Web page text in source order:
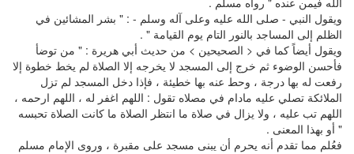
ويقول النبي - صلى الله عليه وعلى آله وسلم - : " بشر المشائين في
الظلم إلى المساجد بالنور التام يوم القيامة " .
ويقول أيضاً كما في < الصحيحين > من حديث أبي هريرة : " من توضأ
فأحسن الوضوء ثم خرج إلى المسجد لا يخرجه إلا الصلاة لم يخط خطوة إلا
رفعت له بها درجة ، وحط عنه بها خطيئة ، فإذا دخل المسجد لم تزل
الملائكة تصلي عليه مادام في مصلاه تقول : اللهم اغفر له ، اللهم ارحمه ،
اللهم تب عليه ، ولا يزال في صلاة ما انتظر الصلاة ما كانت الصلاة تحبسه
" أو بهذا المعنى .
فعُلم مما تقدم أنه يحرم أن يبنى مسجد على مقبرة ، وروى الإمام مسلم